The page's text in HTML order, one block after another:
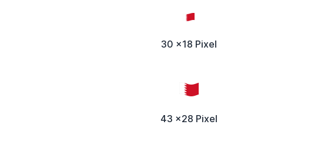
30 x18 Pixel
43 x28 Pixel